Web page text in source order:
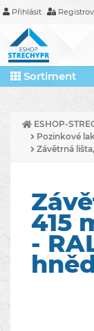
Přihlásit
Sortiment
ESHOP-
Pozinkové
Závětrná
415
-